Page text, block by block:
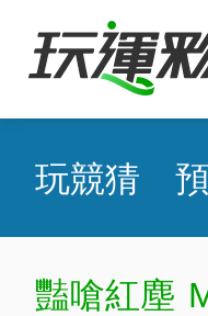
玩競猜
嗆紅塵